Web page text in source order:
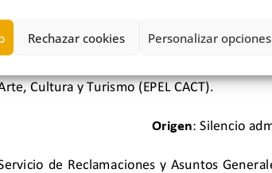
Rechazar cookies Personalizar opciones